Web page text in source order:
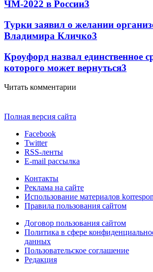
ЧМ-2022 в России3
Турки заявил о желании
Владимира Кличко3
Кроуфорд назвал единственное
которого может вернуться3
Читать комментарии
Полная версия сайта
Facebook
Twitter
RSS-ленты
E-mail рассылка
Контакты
Реклама на сайте
Использование материалов
Правила пользования сайтом
Договор пользования сайтом
Политика в сфере
данных
Пользовательское соглашение
Редакция